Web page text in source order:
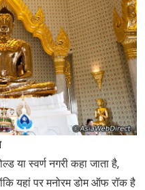
या स्वर्ण नगरी कहा जाता है,
यहां पर मनोरम डोम ऑफ रॉक है